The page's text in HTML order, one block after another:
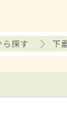
探す 下